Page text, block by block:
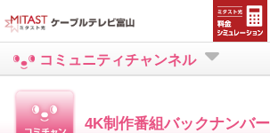
コミュニティチャンネル
4K制作番組バックナンバー